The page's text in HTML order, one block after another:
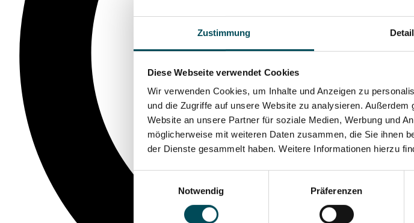
Zustimmung
Diese Webseite verwendet Cookies
Wir verwenden Cookies, um Inhalte und Anzeigen zu
und die Zugriffe auf unsere Website zu analysieren.
Website an unsere Partner für soziale Medien, Werbung und
möglicherweise mit weiteren Daten zusammen, die Sie ihnen
der Dienste gesammelt haben. Weitere Informationen hierzu
Einwilligungsauswahl
Notwendig
Präferenzen